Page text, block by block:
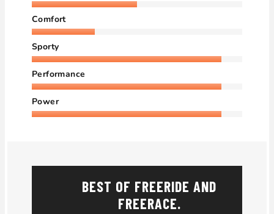
Comfort
Sporty
Performance
Power
BEST OF FREERIDE AND
FREERACE.